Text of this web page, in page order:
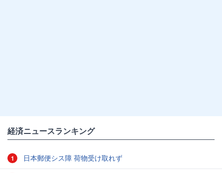
経済ニュースランキング
1 日本郵便シス障 荷物受け取れず